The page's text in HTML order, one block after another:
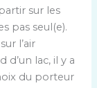
sur les
pas seul(e).
l’air
d’un lac, il y a
du porteur